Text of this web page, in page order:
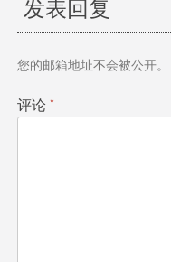
导
航
发表回复
您的邮箱地址不会被公开。
评论 *